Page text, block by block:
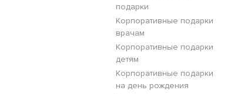
подарки
Корпоративные подарки
врачам
Корпоративные подарки
детям
Корпоративные подарки
на день рождения